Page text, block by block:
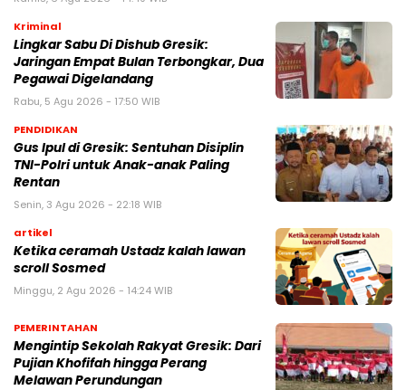
Kriminal
Lingkar Sabu Di Dishub Gresik:
Jaringan Empat Bulan Terbongkar, Dua
Pegawai Digelandang
Rabu, 5 Agu 2026 - 17:50 WIB
PENDIDIKAN
Gus Ipul di Gresik: Sentuhan Disiplin
TNI-Polri untuk Anak-anak Paling
Rentan
Senin, 3 Agu 2026 - 22:18 WIB
artikel
Ketika ceramah Ustadz kalah lawan
scroll Sosmed
Minggu, 2 Agu 2026 - 14:24 WIB
PEMERINTAHAN
Mengintip Sekolah Rakyat Gresik: Dari
Pujian Khofifah hingga Perang
Melawan Perundungan